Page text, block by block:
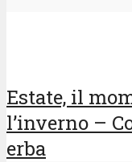
Estate, il
l’inverno –
erba